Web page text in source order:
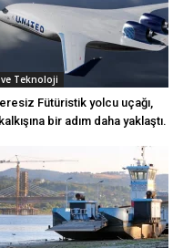
Teknoloji
Fütüristik yolcu uçağı,
bir adım daha yaklaştı.